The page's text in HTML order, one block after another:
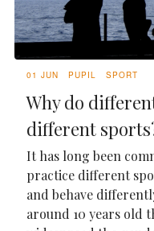
01 JUN PUPIL SPORT
Why do
different
It has long been
practice different
and behave
around 10 years old